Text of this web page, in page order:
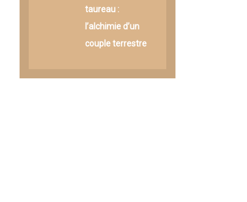
taureau :
l’alchimie d’un
couple terrestre